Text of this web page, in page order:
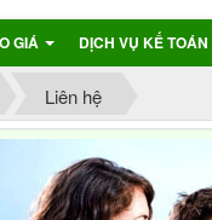
GIÁ DỊCH VỤ KẾ TOÁN
Liên hệ